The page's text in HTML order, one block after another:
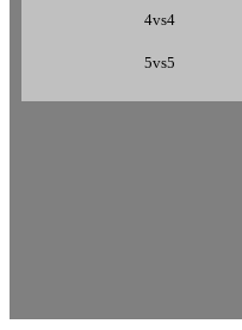
4vs4
5vs5